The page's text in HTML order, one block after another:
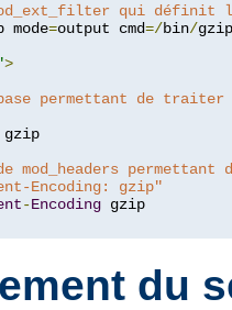
qui définit
mode=output cmd=/bin/gzip
>
permettant de
gzip
permettant
Encoding: gzip"
-Encoding
du